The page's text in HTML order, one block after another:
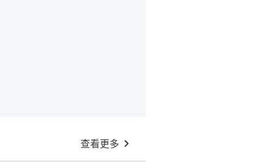
查看更多